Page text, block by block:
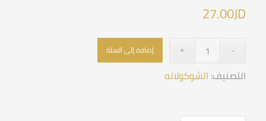
27.00JD
إضافة إلى السلة
التصنيف: الشوكولاته